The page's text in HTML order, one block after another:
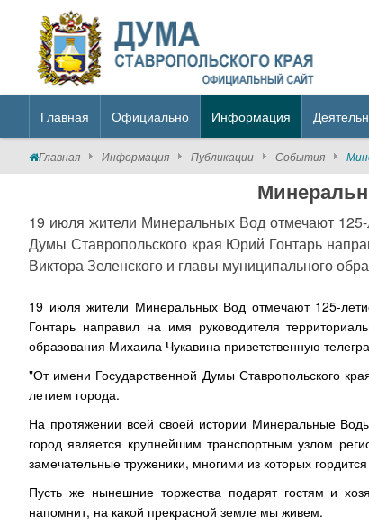
Главная Официально Информация
Главная Информация Публикации События
19 июля жители Минеральных Вод отмечают 125-
Думы Ставропольского края Юрий Гонтарь
Виктора Зеленского и главы муниципального
19 июля жители Минеральных Вод отмечают 125-
Гонтарь направил на имя руководителя
образования Михаила Чукавина приветственную
"От имени Государственной Думы Ставропольского
летием города.
На протяжении всей своей истории Минеральные
город является крупнейшим транспортным узлом
замечательные труженики, многими из которых
Пусть же нынешние торжества подарят гостям и
напомнит, на какой прекрасной земле мы живем.